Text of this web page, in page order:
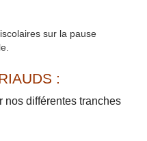
sur la pause
:
nos différentes tranches